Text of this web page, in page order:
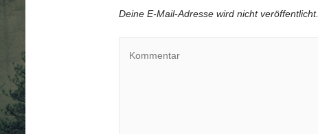
Deine E-Mail-Adresse wird nicht veröffentlicht.